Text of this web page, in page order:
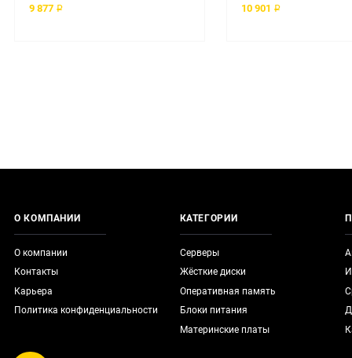
9 877 ₽ 10 901 ₽
О КОМПАНИИ
О компании
Контакты
Карьера
Политика конфиденциальности
КАТЕГОРИИ
Серверы
Жёсткие диски
Оперативная память
Блоки питания
Материнские платы